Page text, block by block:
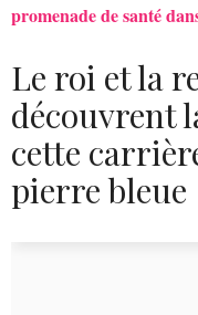
promenade de santé
Le roi et la
découvrent
cette
pierre bleue